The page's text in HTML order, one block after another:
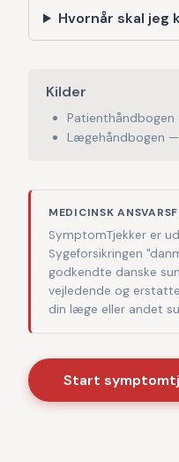
Hvornår skal
Kilder
Lægehåndbogen
MEDICINSK
SymptomTjekker er
Sygeforsikringen
godkendte danske
vejledende og
din læge eller andet
Start